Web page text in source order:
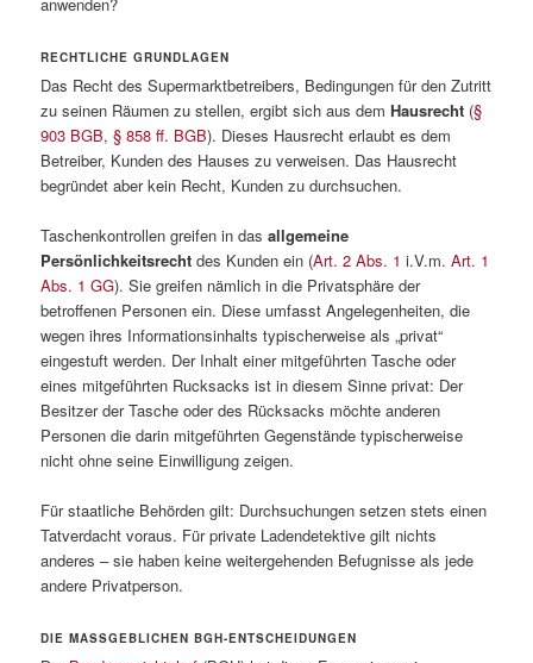
RECHTLICHE GRUNDLAGEN
Das Recht des Supermarktbetreibers, Bedingungen für den Zutritt
zu seinen Räumen zu stellen, ergibt sich aus demHausrecht (§
903 BGB,§ 858 ff. BGB). Dieses Hausrecht erlaubt es dem
Betreiber, Kunden des Hauses zu verweisen. Das Hausrecht
begründet aber kein Recht, Kunden zu durchsuchen.
Taschenkontrollen greifen in dasallgemeine
Persönlichkeitsrecht des Kunden ein (Art. 2 Abs. 1 i.V.m.Art. 1
Abs. 1 GG). Sie greifen nämlich in die Privatsphäre der
betroffenen Personen ein. Diese umfasst Angelegenheiten, die
wegen ihres Informationsinhalts typischerweise als „privat“
eingestuft werden. Der Inhalt einer mitgeführten Tasche oder
eines mitgeführten Rucksacks ist in diesem Sinne privat: Der
Besitzer der Tasche oder des Rücksacks möchte anderen
Personen die darin mitgeführten Gegenstände typischerweise
nicht ohne seine Einwilligung zeigen.
Für staatliche Behörden gilt: Durchsuchungen setzen stets einen
Tatverdacht voraus. Für private Ladendetektive gilt nichts
anderes – sie haben keine weitergehenden Befugnisse als jede
andere Privatperson.
DIE MASSGEBLICHEN BGH-ENTSCHEIDUNGEN